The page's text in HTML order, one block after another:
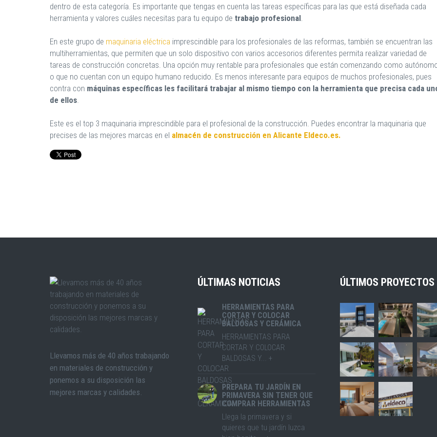
dentro de esta categoría. Es importante que tengas en cuenta las tareas específicas para las que está diseñada cada
herramienta y valores cuáles necesitas para tu equipo de trabajo profesional.
En este grupo de maquinaria eléctrica imprescindible para los profesionales de las reformas, también se encuentran las
multiherramientas, que permiten que un solo dispositivo con varios accesorios diferentes permita realizar variedad de
tareas de construcción concretas. Una opción muy rentable para profesionales que están comenzando como
o que no cuentan con un equipo humano reducido. Es menos interesante para equipos de muchos profesionales, pues
contra con máquinas específicas les facilitará trabajar al mismo tiempo con la herramienta que precisa cada
de ellos.
Este es el top 3 maquinaria imprescindible para el profesional de la construcción. Puedes encontrar la maquinaria que
precises de las mejores marcas en el almacén de construcción en Alicante Eldeco.es.
Llevamos más de 40 años trabajando
en materiales de construcción y
ponemos a su disposición las
mejores marcas y calidades.
ÚLTIMAS NOTICIAS
HERRAMIENTAS PARA
CORTAR Y COLOCAR
BALDOSAS Y CERÁMICA
HERRAMIENTAS PARA
CORTAR Y COLOCAR
BALDOSAS Y... +
PREPARA TU JARDÍN EN
PRIMAVERA SIN TENER QUE
COMPRAR HERRAMIENTAS
Llega la primavera y si
quieres que tu jardín luzca
ÚLTIMOS PROYECTOS